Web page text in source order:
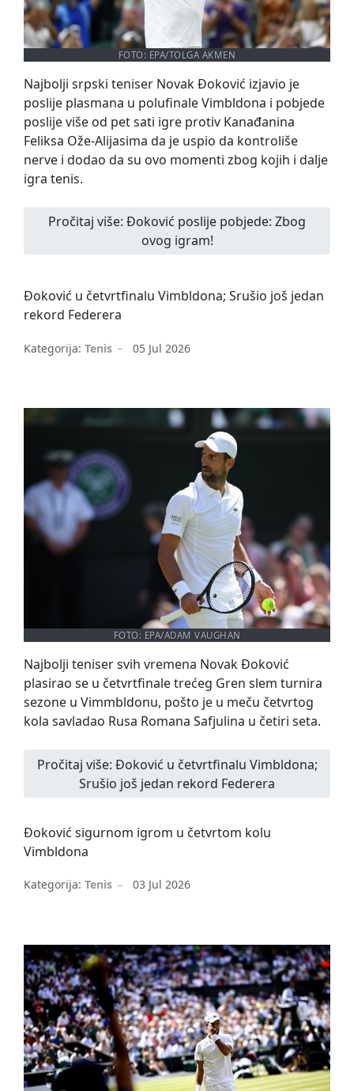
FOTO: EPA/TOLGA AKMEN
Najbolji srpski teniser Novak Đoković izjavio je
poslije plasmana u polufinale Vimbldona i pobjede
poslije više od pet sati igre protiv Kanađanina
Feliksa Ože-Alijasima da je uspio da kontroliše
nerve i dodao da su ovo momenti zbog kojih i dalje
igra tenis.
Pročitaj više: Đoković poslije pobjede: Zbog
ovog igram!
Đoković u četvrtfinalu Vimbldona; Srušio još jedan
rekord Federera
Kategorija: Tenis 05 Jul 2026
FOTO: EPA/ADAM VAUGHAN
Najbolji teniser svih vremena Novak Đoković
plasirao se u četvrtfinale trećeg Gren slem turnira
sezone u Vimmbldonu, pošto je u meču četvrtog
kola savladao Rusa Romana Safjulina u četiri seta.
Pročitaj više: Đoković u četvrtfinalu Vimbldona;
Srušio još jedan rekord Federera
Đoković sigurnom igrom u četvrtom kolu
Vimbldona
Kategorija: Tenis 03 Jul 2026